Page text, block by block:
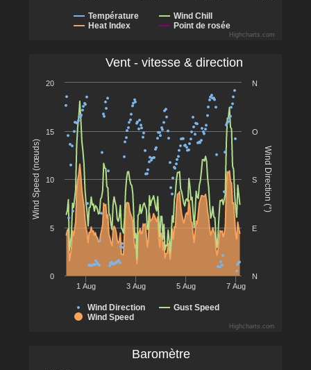
Température
Wind Chill
Heat Index
Point de rosée
Highcharts.com
Wind Speed (nœuds) Wind Direction (°)
Wind Direction
Gust Speed
Wind Speed
1 Aug 3 Aug 5 Aug 7 Aug
0
5
10
15
20
N
E
S
O
N
Highcharts.com
Vent - vitesse & direction
Baromètre